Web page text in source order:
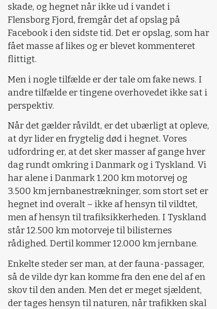
skade, og hegnet når ikke ud i vandet i
Flensborg Fjord, fremgår det af opslag på
Facebook i den sidste tid. Det er opslag, som har
fået masse af likes og er blevet kommenteret
flittigt.
Men i nogle tilfælde er der tale om fake news. I
andre tilfælde er tingene overhovedet ikke sat i
perspektiv.
Når det gælder råvildt, er det ubærligt at opleve,
at dyr lider en frygtelig død i hegnet. Vores
udfordring er, at det sker masser af gange hver
dag rundt omkring i Danmark og i Tyskland. Vi
har alene i Danmark 1.200 km motorvej og
3.500 km jernbanestrækninger, som stort set er
hegnet ind overalt – ikke af hensyn til vildtet,
men af hensyn til trafiksikkerheden. I Tyskland
står 12.500 km motorveje til bilisternes
rådighed. Dertil kommer 12.000 km jernbane.
Enkelte steder ser man, at der fauna-passager,
så de vilde dyr kan komme fra den ene del af en
skov til den anden. Men det er meget sjældent,
der tages hensyn til naturen, når trafikken skal